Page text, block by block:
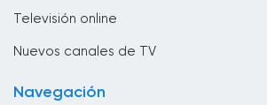
Televisión online
Nuevos canales de TV
Navegación